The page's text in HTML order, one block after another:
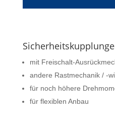
mit Freischalt-
andere Rastmechanik / -
für noch höhere
für flexiblen Anbau